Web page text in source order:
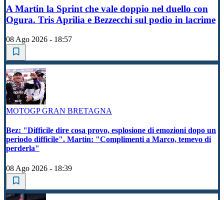
A Martin la Sprint che vale doppio nel duello con
Ogura. Tris Aprilia e Bezzecchi sul podio in lacrime
08 Ago 2026 - 18:57
MOTOGP GRAN BRETAGNA
Bez: "Difficile dire cosa provo, esplosione di emozioni dopo un
periodo difficile". Martin: "Complimenti a Marco, temevo di
perderla"
08 Ago 2026 - 18:39